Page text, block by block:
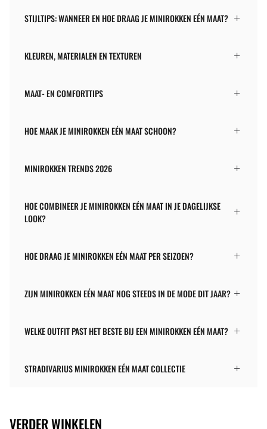
STIJLTIPS: WANNEER EN HOE DRAAG JE MINIROKKEN EÉN MAAT?
KLEUREN, MATERIALEN EN TEXTUREN
MAAT- EN COMFORTTIPS
HOE MAAK JE MINIROKKEN EÉN MAAT SCHOON?
MINIROKKEN TRENDS 2026
HOE COMBINEER JE MINIROKKEN EÉN MAAT IN JE DAGELIJKSE
LOOK?
HOE DRAAG JE MINIROKKEN EÉN MAAT PER SEIZOEN?
ZIJN MINIROKKEN EÉN MAAT NOG STEEDS IN DE MODE DIT JAAR?
WELKE OUTFIT PAST HET BESTE BIJ EEN MINIROKKEN EÉN MAAT?
STRADIVARIUS MINIROKKEN EÉN MAAT COLLECTIE
VERDER WINKELEN